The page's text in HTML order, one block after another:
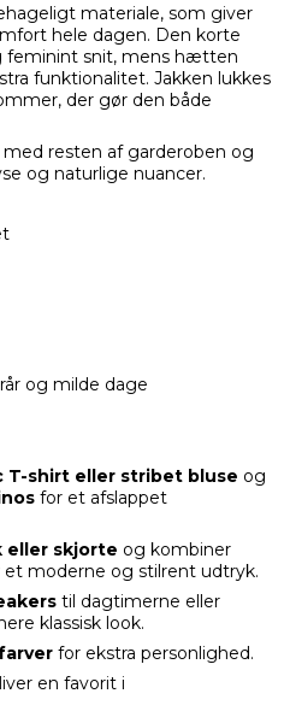
materiale, som giver
hele dagen. Den korte
snit, mens hætten
funktionalitet. Jakken lukkes
der gør den både
resten af garderoben og
og naturlige nuancer.
og milde dage
T-shirt eller stribet bluse og
for et afslappet
eller skjorte og kombiner
moderne og stilrent udtryk.
til dagtimerne eller
klassisk look.
for ekstra personlighed.
en favorit i